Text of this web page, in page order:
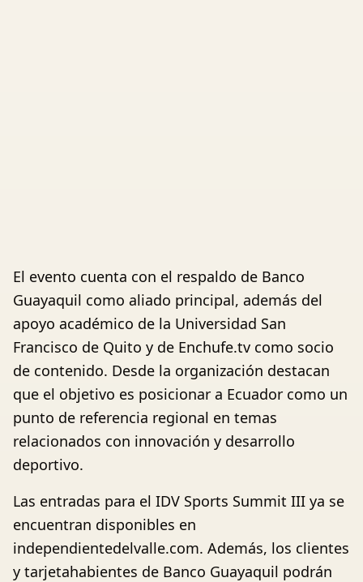
El evento cuenta con el respaldo de Banco
Guayaquil como aliado principal, además del
apoyo académico de la Universidad San
Francisco de Quito y de Enchufe.tv como socio
de contenido. Desde la organización destacan
que el objetivo es posicionar a Ecuador como un
punto de referencia regional en temas
relacionados con innovación y desarrollo
deportivo.
Las entradas para el IDV Sports Summit III ya se
encuentran disponibles en
independientedelvalle.com. Además, los clientes
y tarjetahabientes de Banco Guayaquil podrán